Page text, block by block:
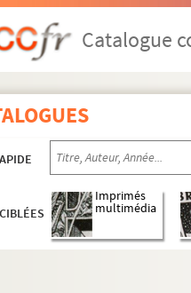
Catalogue
Imprimés
multimédia